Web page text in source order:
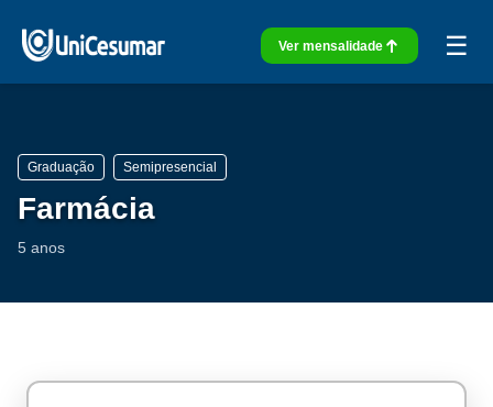
Ver mensalidade ☰
Graduação Semipresencial
Farmácia
5 anos